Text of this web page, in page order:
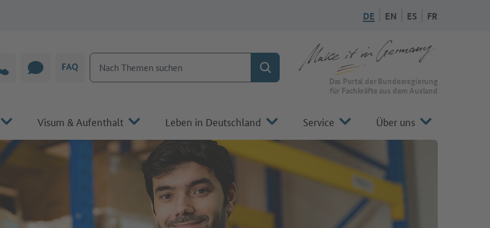
DE EN ES FR
HotlineCHAT FAQ
Nach Themen suchen
Suchen Zur Startseite von Make it in Germany
Das Portal der Bundesregierung
für Fachkräfte aus dem Ausland
Visum & Aufenthalt Leben in Deutschland Service Über uns